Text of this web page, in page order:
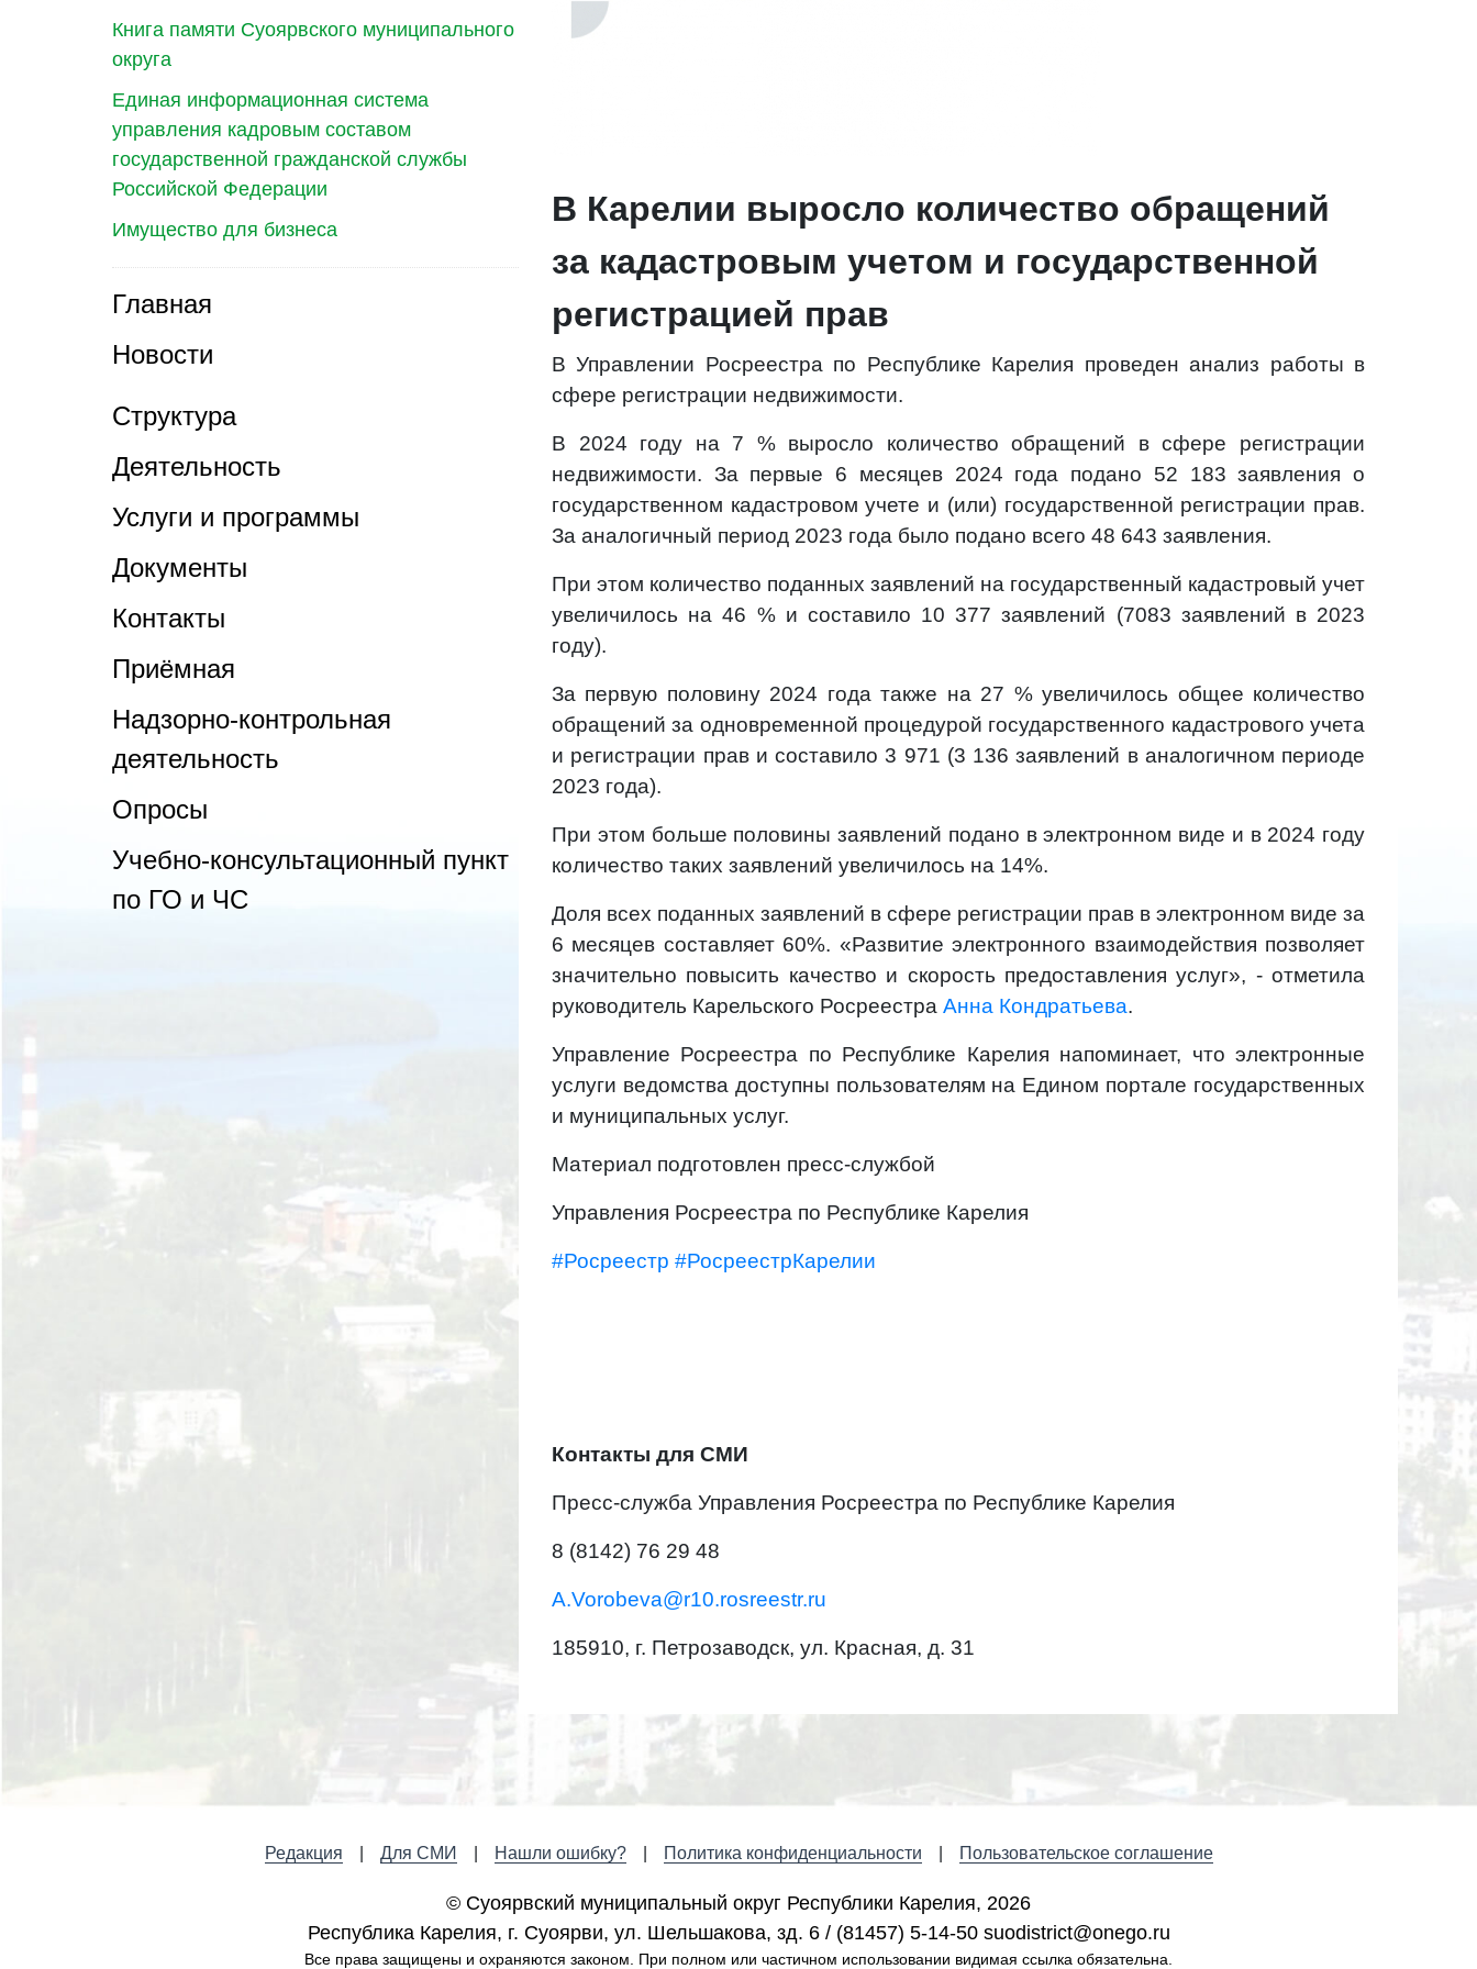
Книга памяти Суоярвского муниципального
округа
Единая информационная система
управления кадровым составом
государственной гражданской службы
Российской Федерации
Имущество для бизнеса
Главная
Новости
Структура
Деятельность
Услуги и программы
Документы
Контакты
Приёмная
Надзорно-контрольная
деятельность
Опросы
Учебно-консультационный пункт
по ГО и ЧС
В Карелии выросло количество обращений
за кадастровым учетом и государственной
регистрацией прав
В Управлении Росреестра по Республике Карелия проведен анализ работы в
сфере регистрации недвижимости.
В 2024 году на 7 % выросло количество обращений в сфере регистрации
недвижимости. За первые 6 месяцев 2024 года подано 52 183 заявления о
государственном кадастровом учете и (или) государственной регистрации прав.
За аналогичный период 2023 года было подано всего 48 643 заявления.
При этом количество поданных заявлений на государственный кадастровый учет
увеличилось на 46 % и составило 10 377 заявлений (7083 заявлений в 2023
году).
За первую половину 2024 года также на 27 % увеличилось общее количество
обращений за одновременной процедурой государственного кадастрового учета
и регистрации прав и составило 3 971 (3 136 заявлений в аналогичном периоде
2023 года).
При этом больше половины заявлений подано в электронном виде и в 2024 году
количество таких заявлений увеличилось на 14%.
Доля всех поданных заявлений в сфере регистрации прав в электронном виде за
6 месяцев составляет 60%. «Развитие электронного взаимодействия позволяет
значительно повысить качество и скорость предоставления услуг», - отметила
руководитель Карельского Росреестра Анна Кондратьева.
Управление Росреестра по Республике Карелия напоминает, что электронные
услуги ведомства доступны пользователям на Едином портале государственных
и муниципальных услуг.
Материал подготовлен пресс-службой
Управления Росреестра по Республике Карелия
#Росреестр #РосреестрКарелии
Контакты для СМИ
Пресс-служба Управления Росреестра по Республике Карелия
8 (8142) 76 29 48
A.Vorobeva@r10.rosreestr.ru
185910, г. Петрозаводск, ул. Красная, д. 31
Редакция Для СМИ Нашли ошибку? Политика конфиденциальности Пользовательское соглашение
© Суоярвский муниципальный округ Республики Карелия, 2026
Республика Карелия, г. Cуоярви, ул. Шельшакова, зд. 6 / (81457) 5-14-50 suodistrict@onego.ru
Все права защищены и охраняются законом. При полном или частичном использовании видимая ссылка обязательна.